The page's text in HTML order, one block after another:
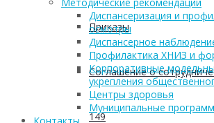
Приказы
Соглашение о
149
Диспансеризация и
осмотры
Диспансерное
Профилактика ХНИЗ и
Корпоративные
укрепления
Центры здоровья
Муниципальные